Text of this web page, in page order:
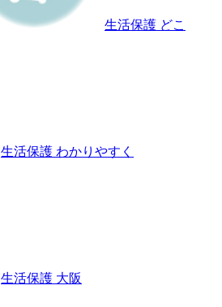
生活保護 どこ
生活保護 わかりやすく
生活保護 大阪